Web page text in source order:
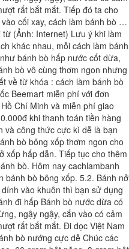
rất bắt mắt. Tiếp đó ta cho
cối xay, cách làm bánh bò …
(Ảnh: Internet) Lưu ý khi làm
khác nhau, mỗi cách làm bánh
bánh bò hấp nước cốt dừa,
bò vô cùng thơm ngon nhưng
về từ khóa : cách làm bánh bò
Beemart miễn phí với đơn
Chí Minh và miễn phí giao
khi thanh toán tiền hàng
và công thức cực kì dễ là bạn
bò bông xốp thơm ngon cho
xốp hấp dẫn. Tiếp tục cho thêm
bò. Hôm nay cachlambanh
bánh bò bông xốp. 5.2. Bánh nở
vào khuôn thì bạn sử dụng
đi hấp Bánh bò nước dừa có
ngậy ngậy, cắn vào có cảm
rất bắt mắt. Đi dọc Việt Nam
bò nướng cực dễ Chúc các